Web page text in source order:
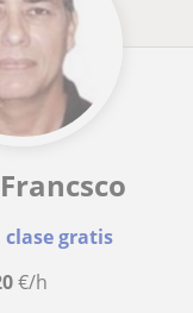
clase gratis
€/h